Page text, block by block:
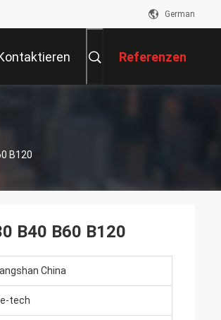
German
Referenzen
B120
B40 B60 B120
China
tech